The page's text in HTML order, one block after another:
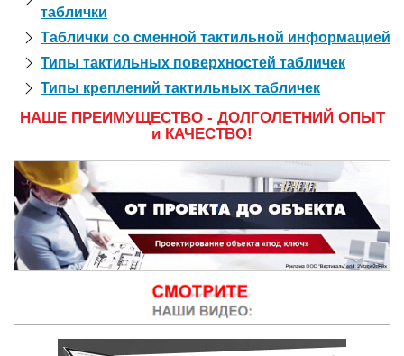
таблички
Таблички со сменной тактильной информацией
Типы тактильных поверхностей табличек
Типы креплений тактильных табличек
НАШЕ ПРЕИМУЩЕСТВО - ДОЛГОЛЕТНИЙ ОПЫТ
и КАЧЕСТВО!